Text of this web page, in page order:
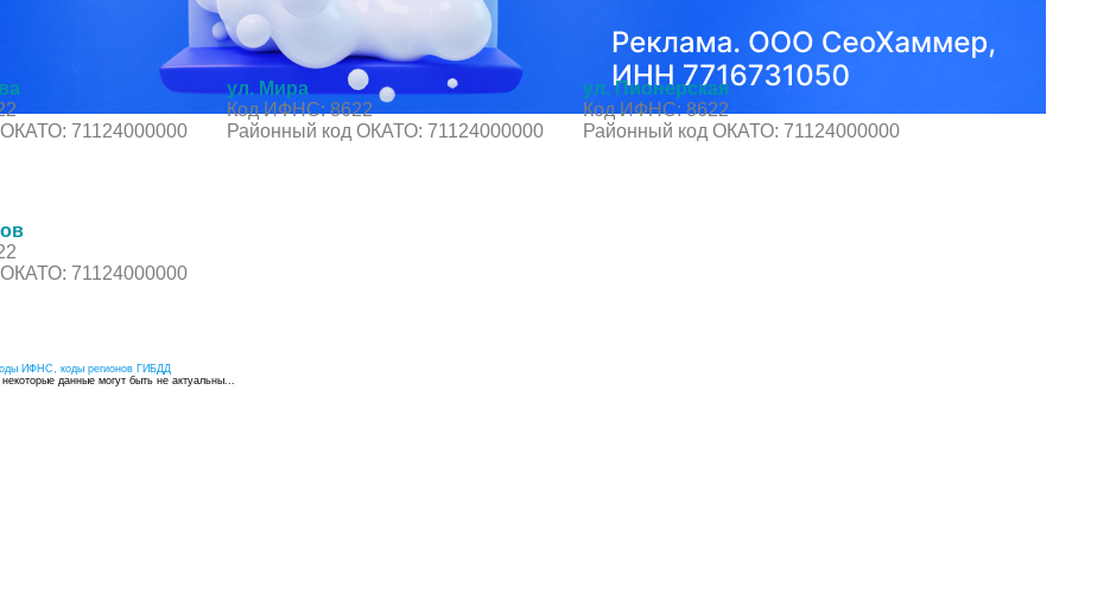
71124000000
ул. Мира
Код ИФНС: 8622
Районный код ОКАТО: 71124000000
ул. Пионерская
Код ИФНС: 8622
Районный код ОКАТО: 71124000000
71124000000
ИФНС, коды регионов ГИБДД
данные могут быть не актуальны...